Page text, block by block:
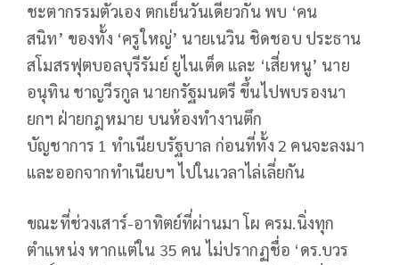
ชะตากรรมตัวเอง ตกเย็นวันเดียวกัน พบ ‘คน
สนิท’ ของทั้ง ‘ครูใหญ่’ นายเนวิน ชิดชอบ ประธาน
สโมสรฟุตบอลบุรีรัมย์ ยูไนเต็ด และ ‘เสี่ยหนู’ นาย
อนุทิน ชาญวีรกูล นายกรัฐมนตรี ขึ้นไปพบรองนา
ยกฯ ฝ่ายกฎหมาย บนห้องทำงานตึก
บัญชาการ 1 ทำเนียบรัฐบาล ก่อนที่ทั้ง 2 คนจะลงมา
และออกจากทำเนียบฯ ไปในเวลาไล่เลี่ยกัน
ขณะที่ช่วงเสาร์-อาทิตย์ที่ผ่านมา โผ ครม.นิ่งทุก
ตำแหน่ง หากแต่ใน 35 คน ไม่ปรากฏชื่อ ‘ดร.บวร